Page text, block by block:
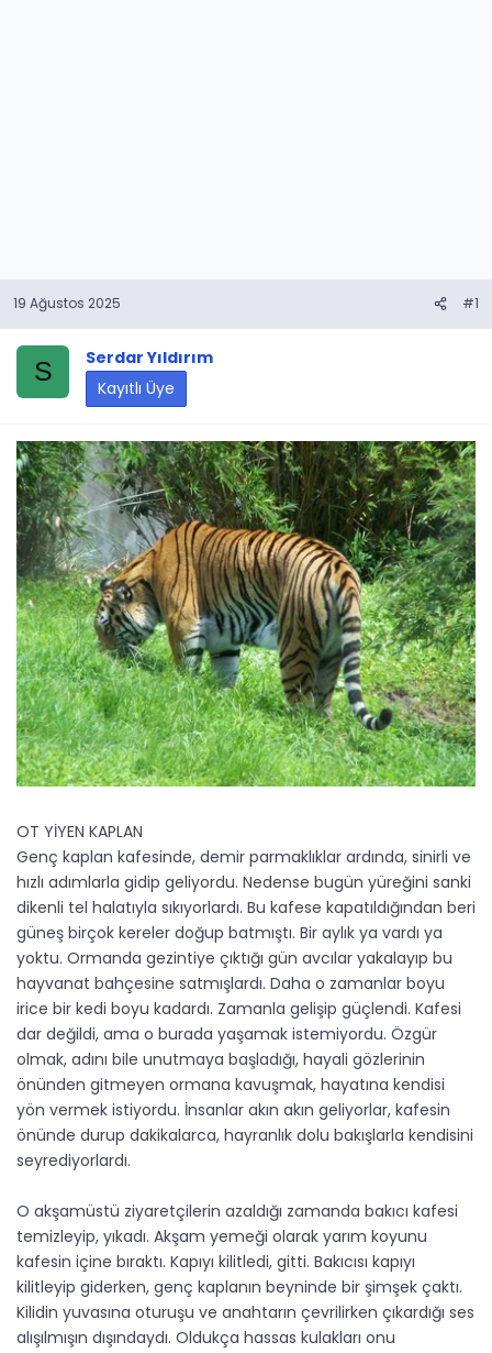
19 Ağustos 2025 #1
S
Serdar Yıldırım
Kayıtlı Üye
OT YİYEN KAPLAN
Genç kaplan kafesinde, demir parmaklıklar ardında, sinirli ve
hızlı adımlarla gidip geliyordu. Nedense bugün yüreğini sanki
dikenli tel halatıyla sıkıyorlardı. Bu kafese kapatıldığından beri
güneş birçok kereler doğup batmıştı. Bir aylık ya vardı ya
yoktu. Ormanda gezintiye çıktığı gün avcılar yakalayıp bu
hayvanat bahçesine satmışlardı. Daha o zamanlar boyu
irice bir kedi boyu kadardı. Zamanla gelişip güçlendi. Kafesi
dar değildi, ama o burada yaşamak istemiyordu. Özgür
olmak, adını bile unutmaya başladığı, hayali gözlerinin
önünden gitmeyen ormana kavuşmak, hayatına kendisi
yön vermek istiyordu. İnsanlar akın akın geliyorlar, kafesin
önünde durup dakikalarca, hayranlık dolu bakışlarla kendisini
seyrediyorlardı.
O akşamüstü ziyaretçilerin azaldığı zamanda bakıcı kafesi
temizleyip, yıkadı. Akşam yemeği olarak yarım koyunu
kafesin içine bıraktı. Kapıyı kilitledi, gitti. Bakıcısı kapıyı
kilitleyip giderken, genç kaplanın beyninde bir şimşek çaktı.
Kilidin yuvasına oturuşu ve anahtarın çevrilirken çıkardığı ses
alışılmışın dışındaydı. Oldukça hassas kulakları onu